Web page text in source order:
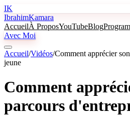
IK
IbrahimKamara
AccueilÀ ProposYouTubeBlog
Avec Moi
Accueil/Vidéos/Comment apprécier
jeune
Comment
parcours